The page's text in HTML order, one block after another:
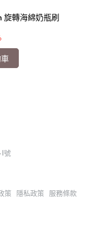
旋轉海綿奶瓶刷
號
策 隱私政策 服務條款